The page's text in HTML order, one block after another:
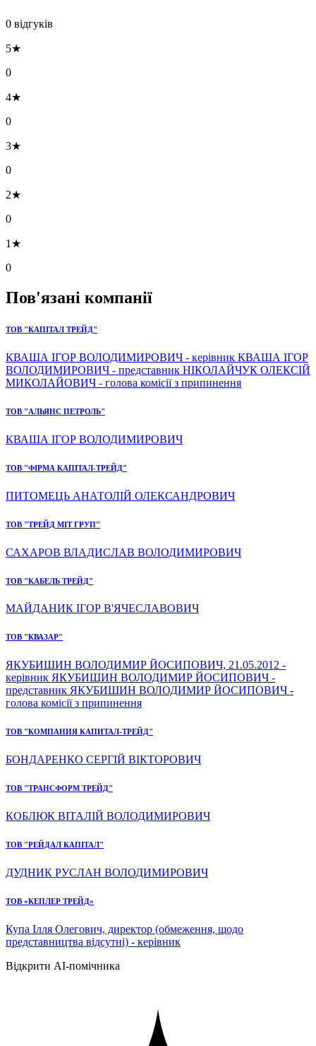
0 відгуків
5★
0
4★
0
3★
0
2★
0
1★
0
Пов'язані компанії
ТОВ "КАПІТАЛ ТРЕЙД"
КВАША ІГОР ВОЛОДИМИРОВИЧ - керівник КВАША ІГОР
ВОЛОДИМИРОВИЧ - представник НІКОЛАЙЧУК ОЛЕКСІЙ
МИКОЛАЙОВИЧ - голова комісії з припинення
ТОВ "АЛЬЯНС ПЕТРОЛЬ"
КВАША ІГОР ВОЛОДИМИРОВИЧ
ТОВ "ФІРМА КАПІТАЛ-ТРЕЙД"
ПИТОМЕЦЬ АНАТОЛІЙ ОЛЕКСАНДРОВИЧ
ТОВ "ТРЕЙД МІТ ГРУП"
САХАРОВ ВЛАДИСЛАВ ВОЛОДИМИРОВИЧ
ТОВ "КАБЕЛЬ ТРЕЙД"
МАЙДАНИК ІГОР В'ЯЧЕСЛАВОВИЧ
ТОВ "КВАЗАР"
ЯКУБИШИН ВОЛОДИМИР ЙОСИПОВИЧ, 21.05.2012 -
керівник ЯКУБИШИН ВОЛОДИМИР ЙОСИПОВИЧ -
представник ЯКУБИШИН ВОЛОДИМИР ЙОСИПОВИЧ -
голова комісії з припинення
ТОВ "КОМПАНИЯ КАПИТАЛ-ТРЕЙД"
БОНДАРЕНКО СЕРГІЙ ВІКТОРОВИЧ
ТОВ "ТРАНСФОРМ ТРЕЙД"
КОБЛЮК ВІТАЛІЙ ВОЛОДИМИРОВИЧ
ТОВ "РЕЙДАЛ КАПІТАЛ"
ДУДНИК РУСЛАН ВОЛОДИМИРОВИЧ
ТОВ «КЕПЛЕР ТРЕЙД»
Купа Ілля Олегович, директор (обмеження, щодо
представництва відсутні) - керівник
Відкрити AI-помічника